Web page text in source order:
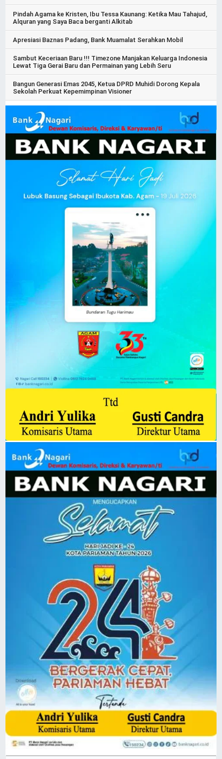
Pindah Agama ke Kristen, Ibu Tessa Kaunang: Ketika Mau Tahajud,
Alquran yang Saya Baca berganti Alkitab
Apresiasi Baznas Padang, Bank Muamalat Serahkan Mobil
Sambut Keceriaan Baru !!! Timezone Manjakan Keluarga Indonesia
Lewat Tiga Gerai Baru dan Permainan yang Lebih Seru
Bangun Generasi Emas 2045, Ketua DPRD Muhidi Dorong Kepala
Sekolah Perkuat Kepemimpinan Visioner